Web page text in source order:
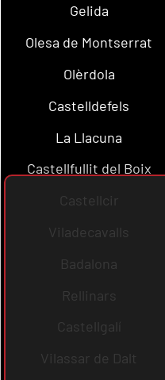
Gelida
Olesa de Montserrat
Olèrdola
Castelldefels
La Llacuna
Castellfullit del Boix
Castellcir
Viladecavalls
Badalona
Rellinars
Castellgalí
Vilassar de Dalt